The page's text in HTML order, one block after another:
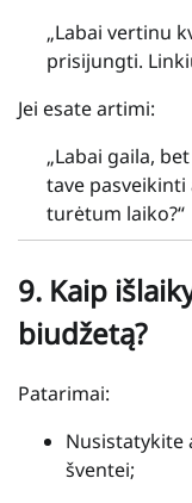
„Labai vertinu
prisijungti.
Jei esate artimi:
„Labai gaila,
tave pasveikinti
turėtum laiko?“
9. Kaip
biudžetą?
Patarimai:
Nusistatykite
šventei;